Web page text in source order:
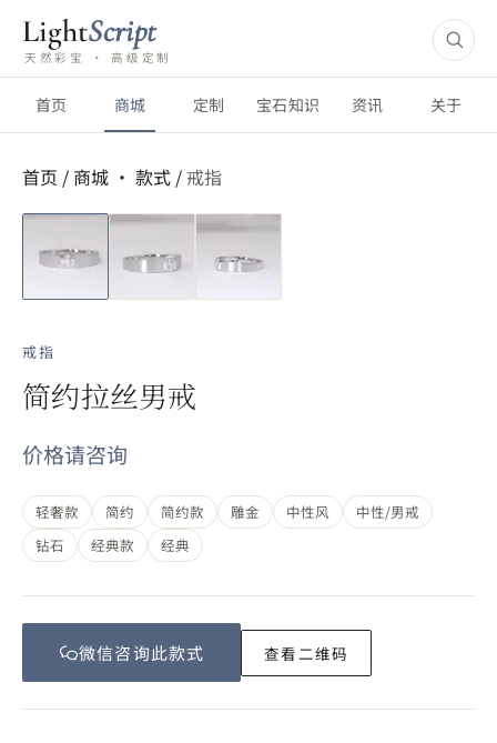
LightScript
天然彩宝 · 高级定制
首页 商城 定制 宝石知识 资讯 关于
首页 / 商城 · 款式 / 戒指
短视频
戒指
简约拉丝男戒
价格请咨询
轻奢款 简约 简约款 雕金 中性风
中性/男戒
钻石
经典款 经典
微信咨询此款式 查看二维码